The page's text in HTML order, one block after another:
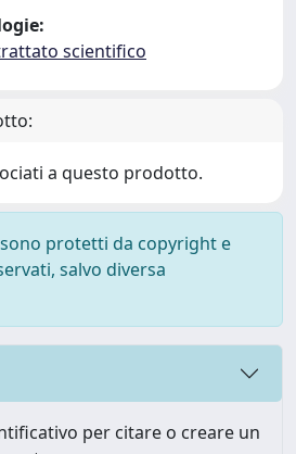
scientifico
a questo prodotto.
protetti da copyright e
salvo diversa
per citare o creare un